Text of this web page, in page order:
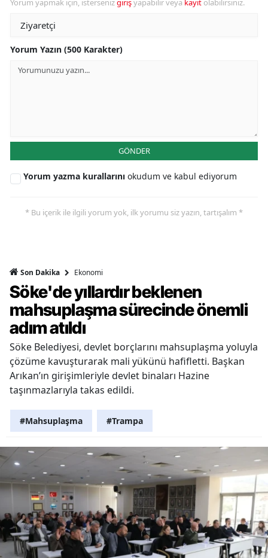
Yorum yapmak için, istersenizgirişyapabilir veya kayıt olabilirsiniz.
Yorum Yazın (500 Karakter)
GÖNDER
Yorum yazma kurallarını okudum ve kabul ediyorum
* Bu içerik ile ilgili yorum yok, ilk yorumu siz yazın, tartışalım *
Son Dakika Ekonomi
Söke'de yıllardır beklenen
mahsuplaşma sürecinde önemli
adım atıldı
Söke Belediyesi, devlet borçlarını mahsuplaşma yoluyla
çözüme kavuşturarak mali yükünü hafifletti. Başkan
Arıkan’ın girişimleriyle devlet binaları Hazine
taşınmazlarıyla takas edildi.
#Mahsuplaşma #Trampa